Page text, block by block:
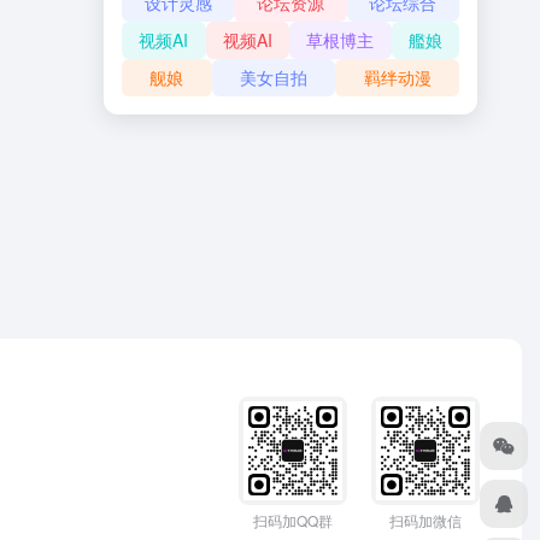
视频AI
视频AI 草根博主
艦娘
舰娘
美女自拍 羁绊动漫
扫码加QQ群 扫码加微信